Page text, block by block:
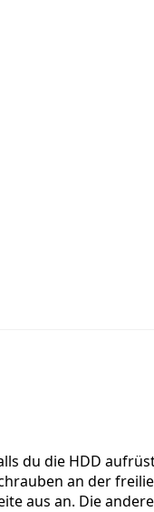
du die HDD
an der
aus an. Die